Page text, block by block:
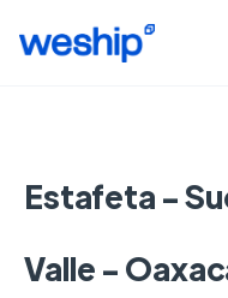
Estafeta -
Valle -